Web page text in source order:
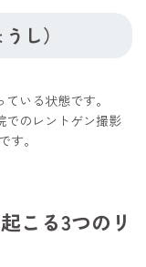
し）
いる状態です。
でのレントゲン撮影
す。
こる3つのリ